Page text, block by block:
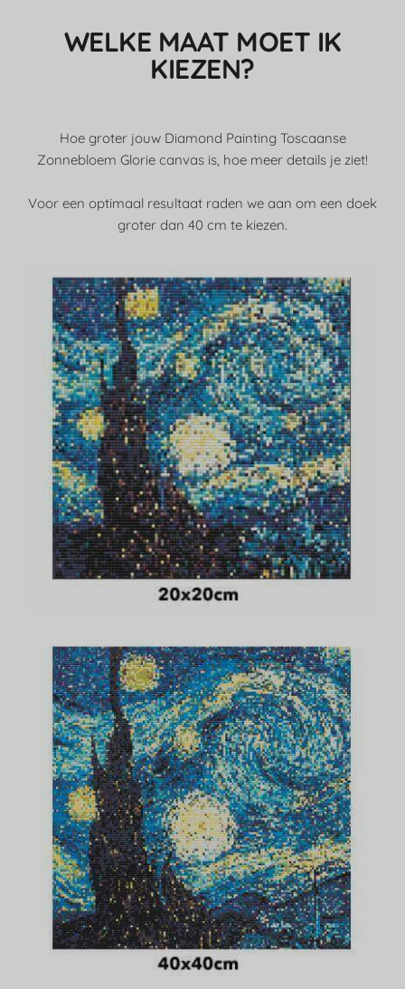
WELKE MAAT MOET IK
KIEZEN?
Hoe groter jouw Diamond Painting Toscaanse
Zonnebloem Glorie canvas is, hoe meer details je ziet!
Voor een optimaal resultaat raden we aan om een doek
groter dan 40 cm te kiezen.